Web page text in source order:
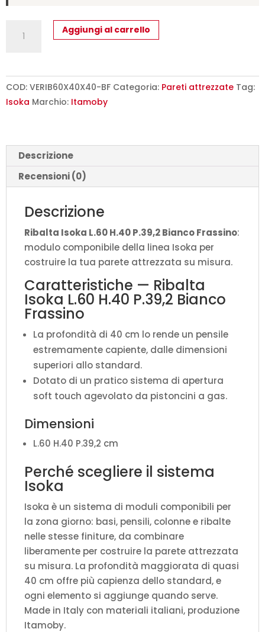
Isoka
P.39,2
Bianco
Aggiungi al carrello
COD: VERIB60X40X40-BF Categoria: Pareti attrezzate Tag:
Isoka Marchio: Itamoby
Descrizione
Recensioni (0)
Descrizione
Ribalta Isoka L.60 H.40 P.39,2 Bianco Frassino:
modulo componibile della linea Isoka per
costruire la tua parete attrezzata su misura.
Caratteristiche — Ribalta
Isoka L.60 H.40 P.39,2 Bianco
Frassino
La profondità di 40 cm lo rende un pensile
estremamente capiente, dalle dimensioni
superiori allo standard.
Dotato di un pratico sistema di apertura
soft touch agevolato da pistoncini a gas.
Dimensioni
L.60 H.40 P.39,2 cm
Perché scegliere il sistema
Isoka
Isoka è un sistema di moduli componibili per
la zona giorno: basi, pensili, colonne e ribalte
nelle stesse finiture, da combinare
liberamente per costruire la parete attrezzata
su misura. La profondità maggiorata di quasi
40 cm offre più capienza dello standard, e
ogni elemento si aggiunge quando serve.
Made in Italy con materiali italiani, produzione
Itamoby.